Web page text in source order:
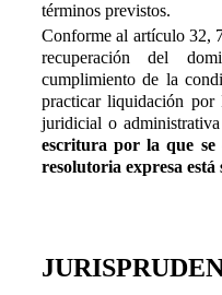
términos previstos.
Conforme al artículo 32,
recuperación del
cumplimiento de la
practicar liquidación por
juridicial o
escritura por la que se
resolutoria expresa